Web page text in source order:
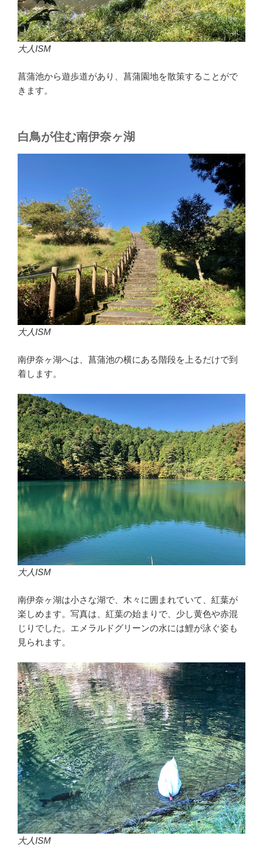
大人ISM
菖蒲池から遊歩道があり、菖蒲園地を散策することがで
きます。
白鳥が住む南伊奈ヶ湖
大人ISM
南伊奈ヶ湖へは、菖蒲池の横にある階段を上るだけで到
着します。
大人ISM
南伊奈ヶ湖は小さな湖で、木々に囲まれていて、紅葉が
楽しめます。写真は、紅葉の始まりで、少し黄色や赤混
じりでした。エメラルドグリーンの水には鯉が泳ぐ姿も
見られます。
大人ISM